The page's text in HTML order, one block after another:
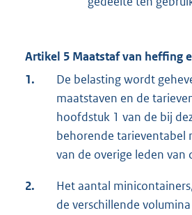
Artikel 5 Maatstaf van heffing
1.
De belasting wordt
maatstaven en de
hoofdstuk 1 van de bij
behorende tarieventabel
van de overige leden van
2.
Het aantal
de verschillende